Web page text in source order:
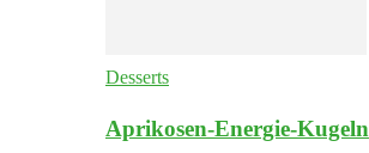
Desserts
Aprikosen-Energie-Kugeln